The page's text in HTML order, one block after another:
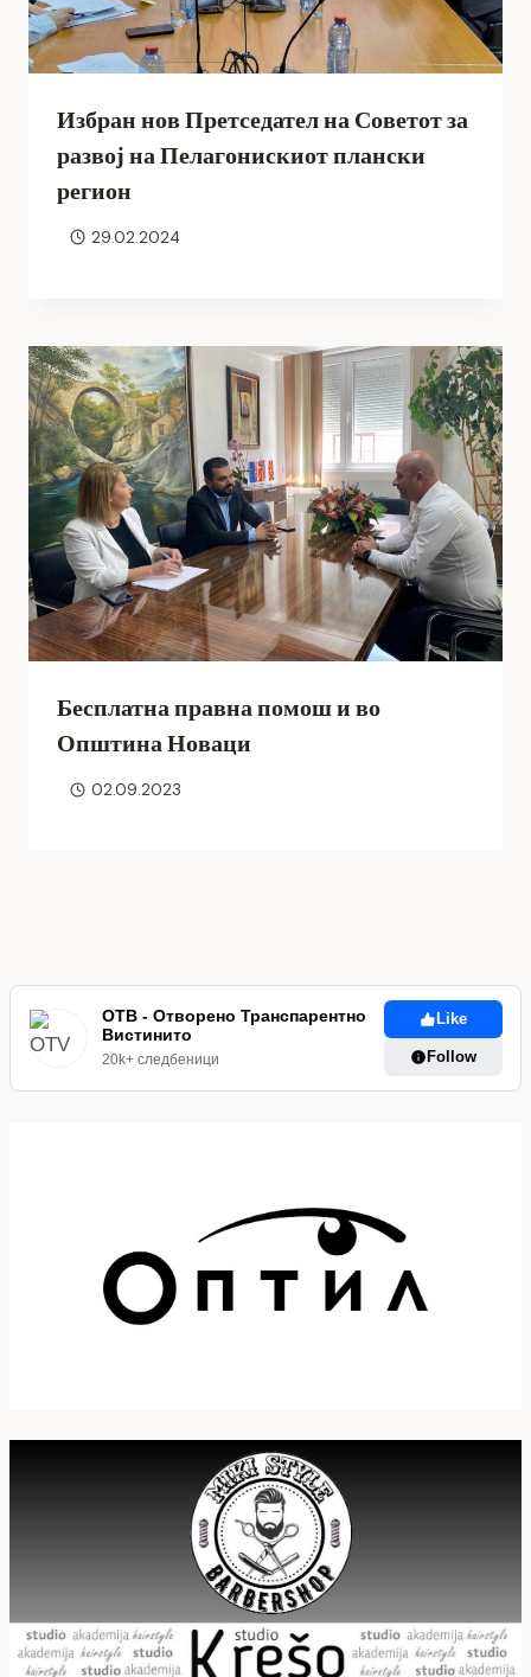
Избран нов Претседател на Советот за
развој на Пелагонискиот плански
регион
29.02.2024
Бесплатна правна помош и во
Општина Новаци
02.09.2023
ОТВ - Отворено Транспарентно
Вистинито
20k+ следбеници
Like
Follow